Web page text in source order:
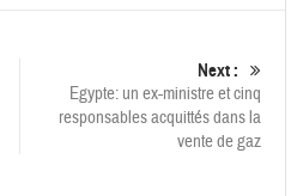
Next :
Egypte: un ex-ministre et cinq
responsables acquittés dans la
vente de gaz